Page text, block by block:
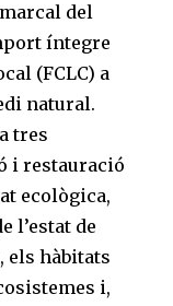
del
íntegre
(FCLC) a
natural.
tres
i restauració
ecològica,
l’estat de
els hàbitats
i,